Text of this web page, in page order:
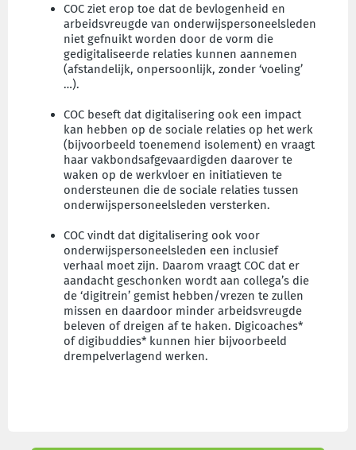
COC ziet erop toe dat de bevlogenheid en
arbeidsvreugde van onderwijspersoneelsleden
niet gefnuikt worden door de vorm die
gedigitaliseerde relaties kunnen aannemen
(afstandelijk, onpersoonlijk, zonder ‘voeling’
…).
COC beseft dat digitalisering ook een impact
kan hebben op de sociale relaties op het werk
(bijvoorbeeld toenemend isolement) en vraagt
haar vakbondsafgevaardigden daarover te
waken op de werkvloer en initiatieven te
ondersteunen die de sociale relaties tussen
onderwijspersoneelsleden versterken.
COC vindt dat digitalisering ook voor
onderwijspersoneelsleden een inclusief
verhaal moet zijn. Daarom vraagt COC dat er
aandacht geschonken wordt aan collega’s die
de ‘digitrein’ gemist hebben/vrezen te zullen
missen en daardoor minder arbeidsvreugde
beleven of dreigen af te haken. Digicoaches*
of digibuddies* kunnen hier bijvoorbeeld
drempelverlagend werken.